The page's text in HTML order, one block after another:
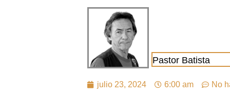
Pastor Batista
julio 23, 2024 6:00 am No